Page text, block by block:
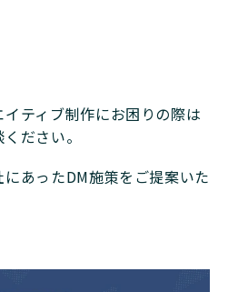
ティブ制作にお困りの際は
ださい。
あったDM施策をご提案いた